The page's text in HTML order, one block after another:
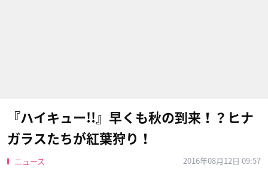
『ハイキュー!!』早くも秋の到来！？ヒナ
ガラスたちが紅葉狩り！
ニュース
2016年08月12日 09:57